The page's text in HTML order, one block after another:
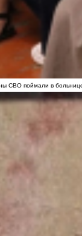
СВО поймали в